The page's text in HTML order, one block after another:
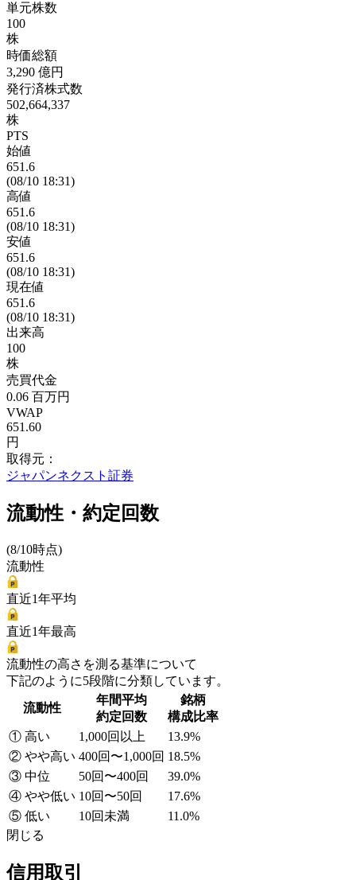
単元株数
100
株
時価総額
3,290 億円
発行済株式数
502,664,337
株
PTS
始値
651.6
(08/10 18:31)
高値
651.6
(08/10 18:31)
安値
651.6
(08/10 18:31)
現在値
651.6
(08/10 18:31)
出来高
100
株
売買代金
0.06 百万円
VWAP
651.60
円
取得元：
ジャパンネクスト証券
流動性・約定回数
(8/10時点)
流動性
直近1年平均
直近1年最高
流動性の高さを測る基準について
下記のように5段階に分類しています。
流動性
年間平均
約定回数
銘柄
構成比率
① 高い
1,000回以上
13.9%
② やや高い 400回〜1,000回 18.5%
③ 中位
50回〜400回
39.0%
④ やや低い 10回〜50回
17.6%
⑤ 低い
10回未満
11.0%
閉じる
信用取引